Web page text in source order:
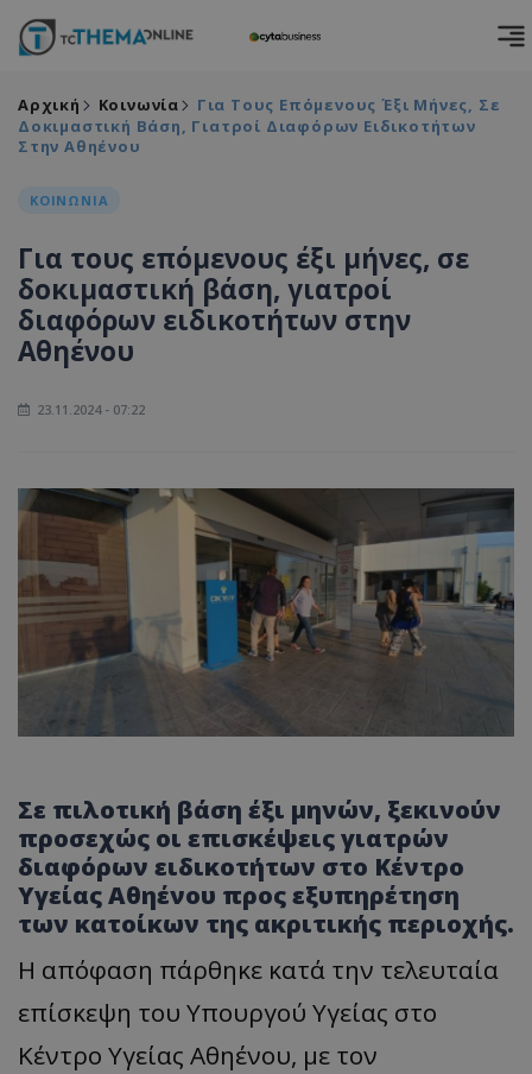
Αρχική Κοινωνία
Για Τους Επόμενους Έξι Μήνες, Σε
Δοκιμαστική Βάση, Γιατροί Διαφόρων Ειδικοτήτων
Στην Αθηένου
ΚΟΙΝΩΝΙΑ
Για τους επόμενους έξι μήνες, σε
δοκιμαστική βάση, γιατροί
διαφόρων ειδικοτήτων στην
Αθηένου
23.11.2024 - 07:22
Σε πιλοτική βάση έξι μηνών, ξεκινούν
προσεχώς οι επισκέψεις γιατρών
διαφόρων ειδικοτήτων στο Κέντρο
Υγείας Αθηένου προς εξυπηρέτηση
των κατοίκων της ακριτικής περιοχής.
Η απόφαση πάρθηκε κατά την τελευταία
επίσκεψη του Υπουργού Υγείας στο
Κέντρο Υγείας Αθηένου, με τον